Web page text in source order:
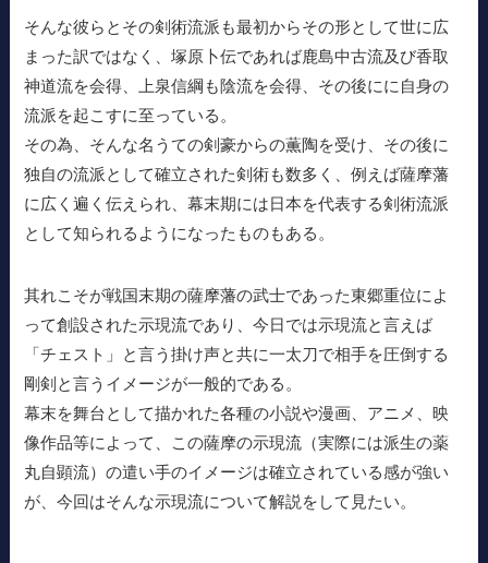
そんな彼らとその剣術流派も最初からその形として世に広
まった訳ではなく、塚原卜伝であれば鹿島中古流及び香取
神道流を会得、上泉信綱も陰流を会得、その後にに自身の
流派を起こすに至っている。
その為、そんな名うての剣豪からの薫陶を受け、その後に
独自の流派として確立された剣術も数多く、例えば薩摩藩
に広く遍く伝えられ、幕末期には日本を代表する剣術流派
として知られるようになったものもある。
其れこそが戦国末期の薩摩藩の武士であった東郷重位によ
って創設された示現流であり、今日では示現流と言えば
「チェスト」と言う掛け声と共に一太刀で相手を圧倒する
剛剣と言うイメージが一般的である。
幕末を舞台として描かれた各種の小説や漫画、アニメ、映
像作品等によって、この薩摩の示現流（実際には派生の薬
丸自顕流）の遣い手のイメージは確立されている感が強い
が、今回はそんな示現流について解説をして見たい。